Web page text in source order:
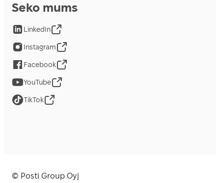
Seko mums
LinkedIn
Instagram
Facebook
YouTube
TikTok
© Posti Group Oyj